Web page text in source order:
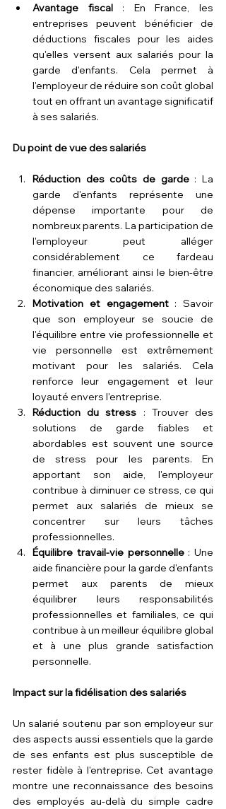
Avantage fiscal : En France, les
entreprises peuvent bénéficier de
déductions fiscales pour les aides
qu'elles versent aux salariés pour la
garde d'enfants. Cela permet à
l'employeur de réduire son coût global
tout en offrant un avantage significatif
à ses salariés.
Du point de vue des salariés
Réduction des coûts de garde : La
garde d'enfants représente une
dépense importante pour de
nombreux parents. La participation de
l'employeur peut alléger
considérablement ce fardeau
financier, améliorant ainsi le bien-être
économique des salariés.
Motivation et engagement : Savoir
que son employeur se soucie de
l'équilibre entre vie professionnelle et
vie personnelle est extrêmement
motivant pour les salariés. Cela
renforce leur engagement et leur
loyauté envers l'entreprise.
Réduction du stress : Trouver des
solutions de garde fiables et
abordables est souvent une source
de stress pour les parents. En
apportant son aide, l'employeur
contribue à diminuer ce stress, ce qui
permet aux salariés de mieux se
concentrer sur leurs tâches
professionnelles.
Équilibre travail-vie personnelle : Une
aide financière pour la garde d'enfants
permet aux parents de mieux
équilibrer leurs responsabilités
professionnelles et familiales, ce qui
contribue à un meilleur équilibre global
et à une plus grande satisfaction
personnelle.
Impact sur la fidélisation des salariés
Un salarié soutenu par son employeur sur
des aspects aussi essentiels que la garde
de ses enfants est plus susceptible de
rester fidèle à l'entreprise. Cet avantage
montre une reconnaissance des besoins
des employés au-delà du simple cadre